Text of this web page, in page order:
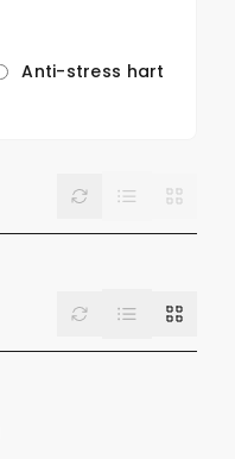
Anti-stress hart
Reset List Grid
Reset List Grid